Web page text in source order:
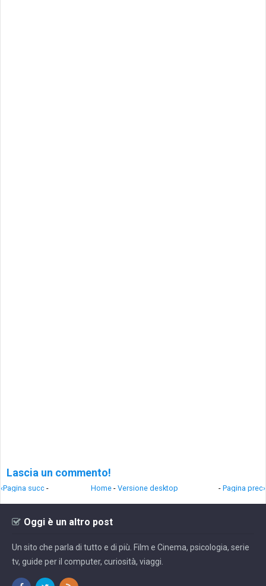
Lascia un commento!
‹Pagina succ - - Pagina prec›
Home - Versione desktop
Oggi è un altro post
Un sito che parla di tutto e di più. Film e Cinema, psicologia, serie
tv, guide per il computer, curiosità, viaggi.